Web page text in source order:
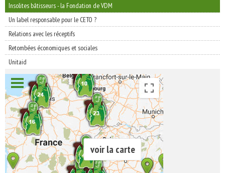
Insolites bâtisseurs - la Fondation de VDM
Un label responsable pour le CETO ?
Relations avec les réceptifs
Retombées économiques et sociales
Unitaid
voir la carte